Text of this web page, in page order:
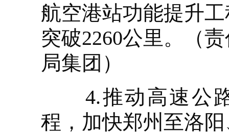
航空港站功能提升
突破2260公里。（
局集团）
4.推动高速公路
程，加快郑州至洛